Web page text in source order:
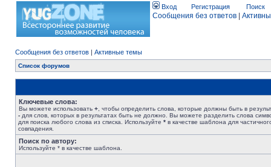
Вход Регистрация Поиск
Сообщения без ответов
Сообщения без ответов | Активные темы
Список форумов
Ключевые слова:
Вы можете использовать + , чтобы определить слова, которые должны быть в
- для слов, которых в результатах быть не должно. Вы можете разделить слова
для поиска любого слова из списка. Используйте * в качестве шаблона для
совпадения.
Поиск по автору:
Используйте * в качестве шаблона.